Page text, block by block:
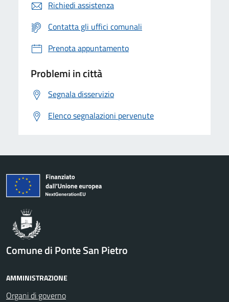
Richiedi assistenza
Contatta gli uffici comunali
Prenota appuntamento
Problemi in città
Segnala disservizio
Elenco segnalazioni pervenute
Comune di Ponte San Pietro
AMMINISTRAZIONE
Organi di governo